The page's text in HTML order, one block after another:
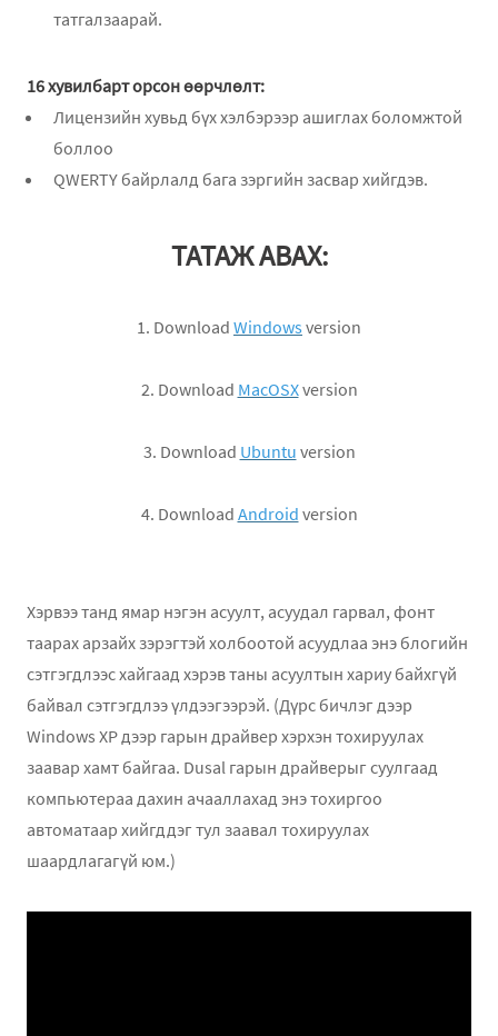
татгалзаарай.
16 хувилбарт орсон өөрчлөлт:
Лицензийн хувьд бүх хэлбэрээр ашиглах боломжтой
боллоо
QWERTY байрлалд бага зэргийн засвар хийгдэв.
ТАТАЖ АВАХ:
1. Download Windows version
2. Download MacOSXversion
3. Download Ubuntu version
4. Download Android version
Хэрвээ танд ямар нэгэн асуулт, асуудал гарвал, фонт
таарах арзайх зэрэгтэй холбоотой асуудлаа энэ блогийн
сэтгэгдлээс хайгаад хэрэв таны асуултын хариу байхгүй
байвал сэтгэгдлээ үлдээгээрэй. (Дүрс бичлэг дээр
Windows XP дээр гарын драйвер хэрхэн тохируулах
заавар хамт байгаа. Dusal гарын драйверыг суулгаад
компьютераа дахин ачааллахад энэ тохиргоо
автоматаар хийгддэг тул заавал тохируулах
шаардлагагүй юм.)